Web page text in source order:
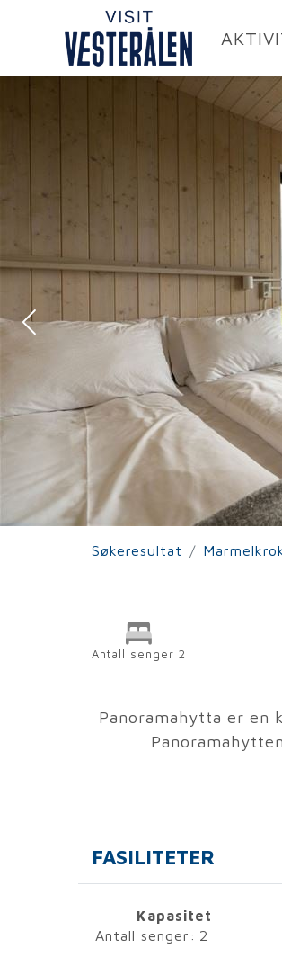
Søkeresultat
Antall senger 2
Panoramahytta er en
FASILITETER
Kapasitet
Antall senger: 2